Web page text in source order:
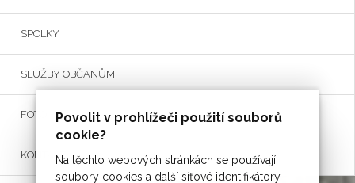
Povolit v prohlížeči použití souborů
cookie?
Na těchto webových stránkách se používají
soubory cookies a další síťové identifikátory,
SPOLKY
SLUŽBY OBČANŮM
FOTO
KONTAKT